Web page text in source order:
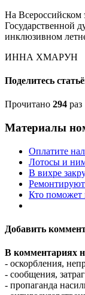
На Всероссийском
Государственной
инклюзивном
ИННА ХМАРУН
Поделитесь
Прочитано 294 раз
Материалы
Оплатите
Лотосы и
В вихре
Кто поможет
Добавить
В комментариях
- оскорбления,
- сообщения,
- пропаганда